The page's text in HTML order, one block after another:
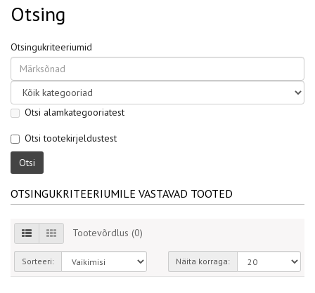
Otsing
Otsingukriteeriumid
Otsi alamkategooriatest
Otsi tootekirjeldustest
OTSINGUKRITEERIUMILE VASTAVAD TOOTED
Tootevõrdlus (0)
Sorteeri: Näita korraga: